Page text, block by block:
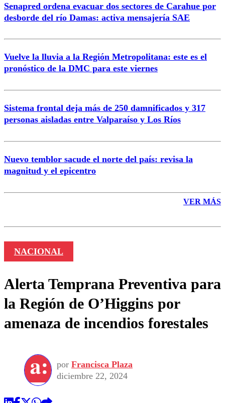
Correo
Enviar comentario
Senapred ordena evacuar dos sectores de Carahue por
desborde del río Damas: activa mensajería SAE
Vuelve la lluvia a la Región Metropolitana: este es el
pronóstico de la DMC para este viernes
Sistema frontal deja más de 250 damnificados y 317
personas aisladas entre Valparaíso y Los Ríos
Nuevo temblor sacude el norte del país: revisa la
magnitud y el epicentro
VER MÁS
NACIONAL
Alerta Temprana Preventiva para
la Región de O’Higgins por
amenaza de incendios forestales
por Francisca Plaza
diciembre 22, 2024